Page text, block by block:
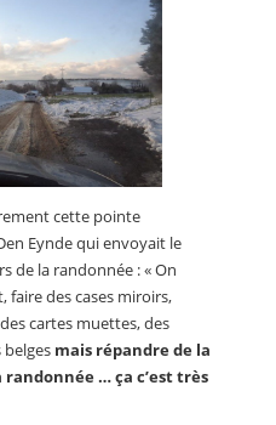
cette pointe
Eynde qui envoyait le
de la randonnée : « On
faire des cases miroirs,
cartes muettes, des
mais répandre de la
… ça c’est très